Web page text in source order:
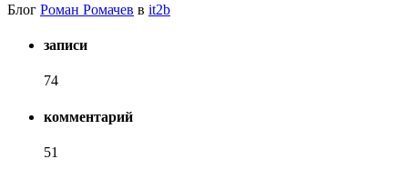
Блог Роман Ромачев в it2b
записи
74
комментарий
51